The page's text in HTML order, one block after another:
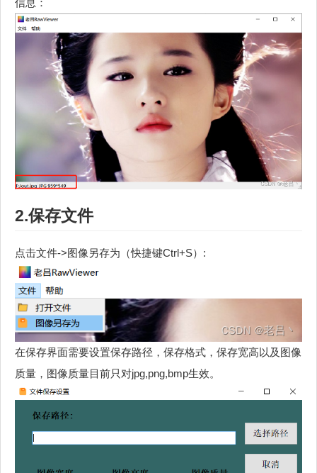
2.保存文件
点击文件->图像另存为（快捷键Ctrl+S）:
在保存界面需要设置保存路径，保存格式，保存宽高以及图像
质量，图像质量目前只对jpg,png,bmp生效。